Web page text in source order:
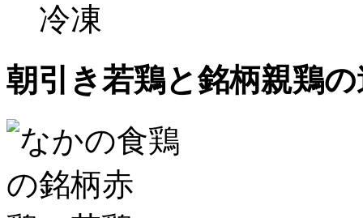
冷凍
朝引き若鶏と銘柄親鶏